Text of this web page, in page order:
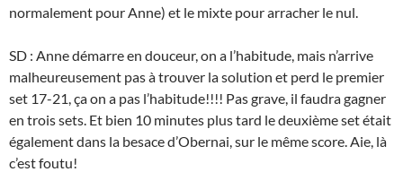
normalement pour Anne) et le mixte pour arracher le nul.
SD : Anne démarre en douceur, on a l’habitude, mais n’arrive
malheureusement pas à trouver la solution et perd le premier
set 17-21, ça on a pas l’habitude!!!! Pas grave, il faudra gagner
en trois sets. Et bien 10 minutes plus tard le deuxième set était
également dans la besace d’Obernai, sur le même score. Aie, là
c’est foutu!